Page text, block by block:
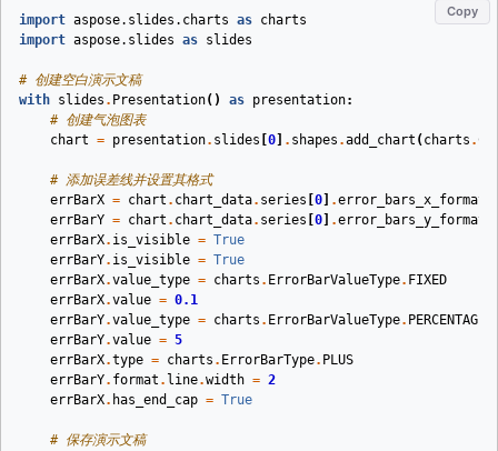
Copy
import aspose.slides.charts as charts
import aspose.slides as slides
# 创建空白演示文稿
with slides . Presentation() as presentation:
# 创建气泡图表
chart = presentation. slides 0 . shapes .add_chart ( charts .
# 添加误差线并设置其格式
errBarX = chart . chart_data. series 0 .error_bars_x_format
errBarY = chart . chart_data. series 0 .error_bars_y_format
errBarX. is_visible = True
errBarY. is_visible = True
errBarX.value_type = charts . ErrorBarValueType. FIXED
errBarX.value = 0.1
errBarY.value_type = charts . ErrorBarValueType. PERCENTAGE
errBarY.value = 5
errBarX.type = charts . ErrorBarType. PLUS
errBarY. format . line.width = 2
errBarX. has_end_cap = True
# 保存演示文稿